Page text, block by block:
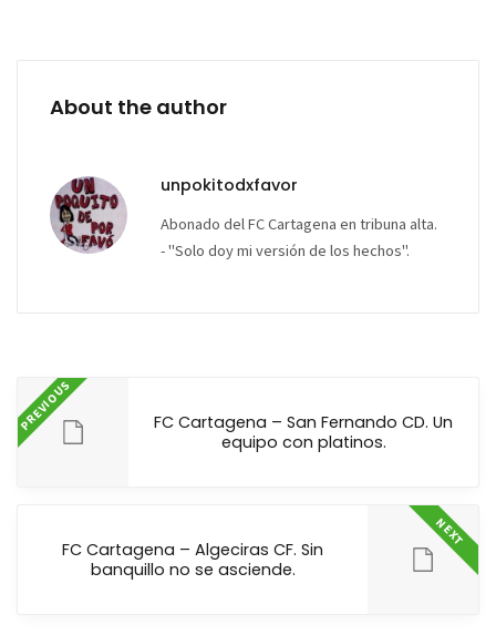
About the author
unpokitodxfavor
Abonado del FC Cartagena en tribuna alta.
- "Solo doy mi versión de los hechos".
PREVIOUS
FC Cartagena – San Fernando CD. Un
equipo con platinos.
NEXT
FC Cartagena – Algeciras CF. Sin
banquillo no se asciende.